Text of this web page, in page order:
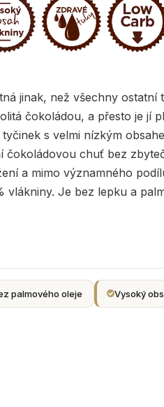
jinak, než všechny
čokoládou, a přesto je
s velmi nízkým
čokoládovou chuť bez
a mimo významného
vlákniny. Je bez lepku a
palmového oleje Vysoký